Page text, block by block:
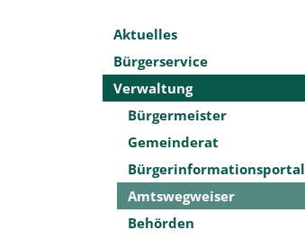
Aktuelles
Bürgerservice
Verwaltung
Bürgermeister
Gemeinderat
Bürgerinformationsportal
Amtswegweiser
Behörden